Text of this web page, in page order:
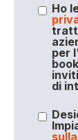
Ho
per
di